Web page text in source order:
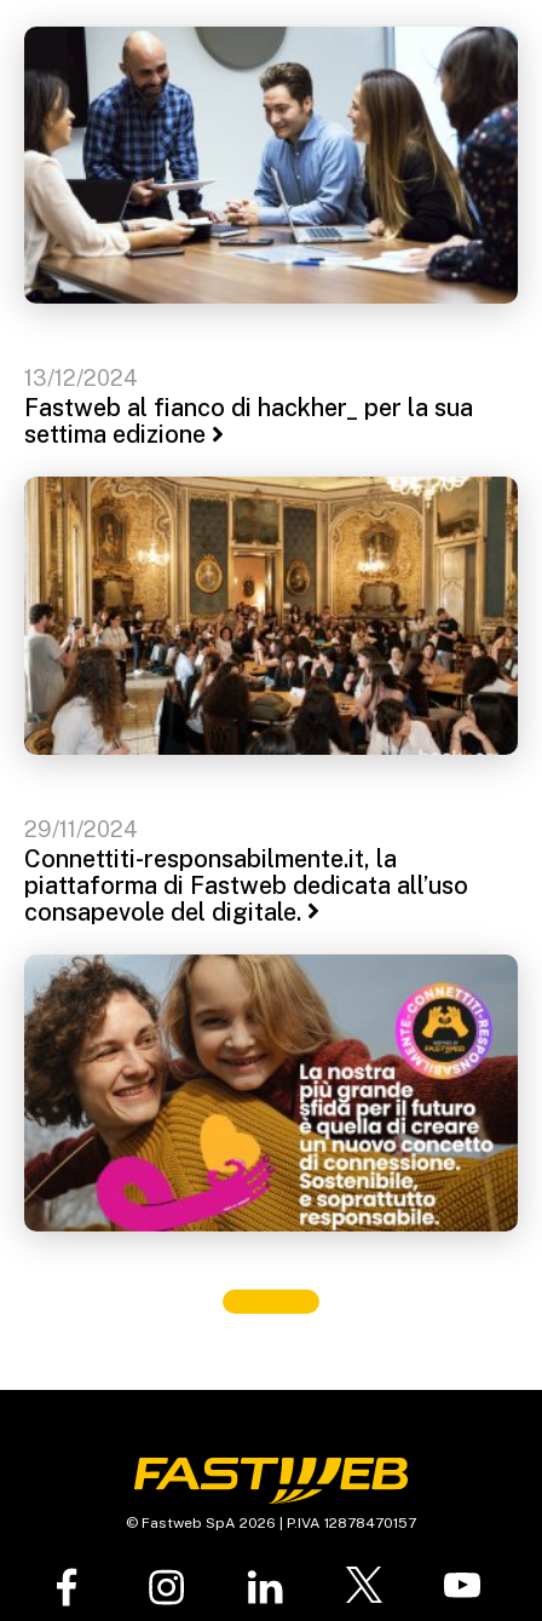
13/12/2024
Fastweb al fianco di hackher_ per la sua
settima edizione
29/11/2024
Connettiti-responsabilmente.it, la
piattaforma di Fastweb dedicata all’uso
consapevole del digitale.
© Fastweb SpA 2026 | P.IVA 12878470157